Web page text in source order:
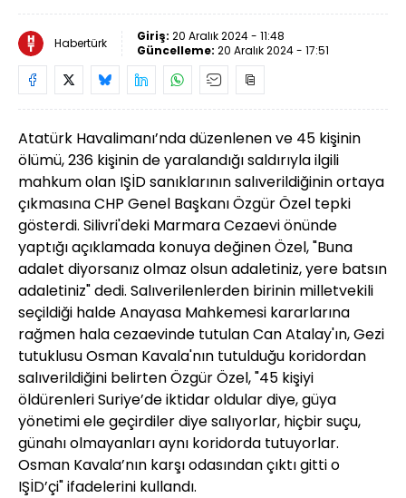
Habertürk Giriş: 20 Aralık 2024 - 11:48
Güncelleme: 20 Aralık 2024 - 17:51
Atatürk Havalimanı’nda düzenlenen ve 45 kişinin
ölümü, 236 kişinin de yaralandığı saldırıyla ilgili
mahkum olan IŞİD sanıklarının salıverildiğinin ortaya
çıkmasına CHP Genel Başkanı Özgür Özel tepki
gösterdi. Silivri'deki Marmara Cezaevi önünde
yaptığı açıklamada konuya değinen Özel, "Buna
adalet diyorsanız olmaz olsun adaletiniz, yere batsın
adaletiniz" dedi. Salıverilenlerden birinin milletvekili
seçildiği halde Anayasa Mahkemesi kararlarına
rağmen hala cezaevinde tutulan Can Atalay'ın, Gezi
tutuklusu Osman Kavala'nın tutulduğu koridordan
salıverildiğini belirten Özgür Özel, "45 kişiyi
öldürenleri Suriye’de iktidar oldular diye, güya
yönetimi ele geçirdiler diye salıyorlar, hiçbir suçu,
günahı olmayanları aynı koridorda tutuyorlar.
Osman Kavala’nın karşı odasından çıktı gitti o
IŞİD’çi" ifadelerini kullandı.